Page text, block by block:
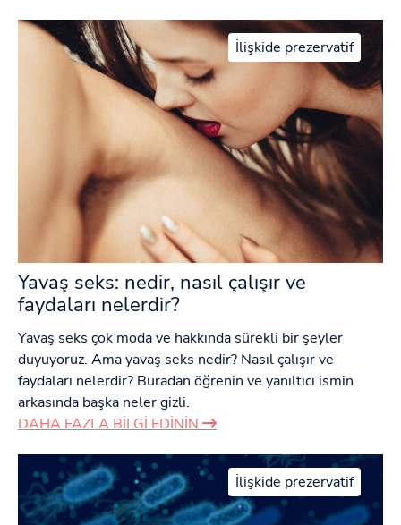
İlişkide prezervatif
Yavaş seks: nedir, nasıl çalışır ve
faydaları nelerdir?
Yavaş seks çok moda ve hakkında sürekli bir şeyler
duyuyoruz. Ama yavaş seks nedir? Nasıl çalışır ve
faydaları nelerdir? Buradan öğrenin ve yanıltıcı ismin
arkasında başka neler gizli.
DAHA FAZLA BILGI EDININ
İlişkide prezervatif